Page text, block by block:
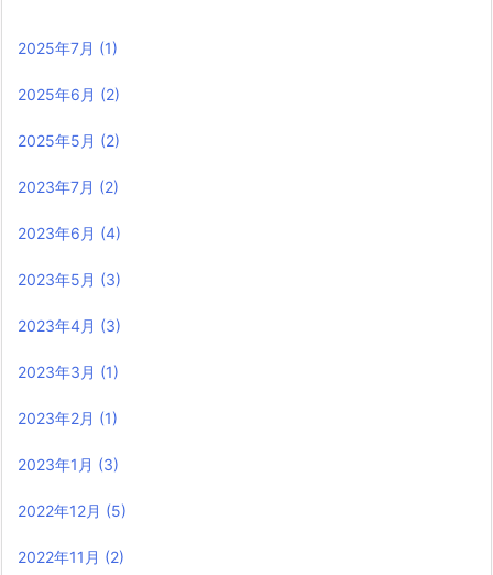
2025年7月 (1)
2025年6月 (2)
2025年5月 (2)
2023年7月 (2)
2023年6月 (4)
2023年5月 (3)
2023年4月 (3)
2023年3月 (1)
2023年2月 (1)
2023年1月 (3)
2022年12月 (5)
2022年11月 (2)